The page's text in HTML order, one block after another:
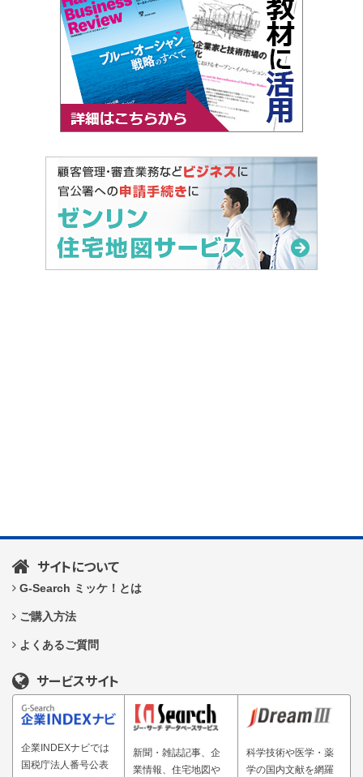
サイトについて
G-Search ミッケ！とは
ご購入方法
よくあるご質問
サービスサイト
企業INDEXナビでは
国税庁法人番号公表
新聞・雑誌記事、企
業情報、住宅地図や
科学技術や医学・薬
学の国内文献を網羅